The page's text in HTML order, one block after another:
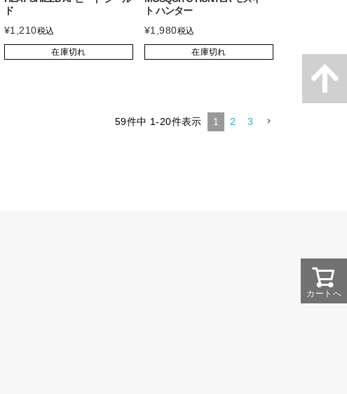
ド
¥1,210税込
在庫切れ
ト ハンター
¥1,980税込
在庫切れ
59件中 1-20件表示 1 2 3
カートへ